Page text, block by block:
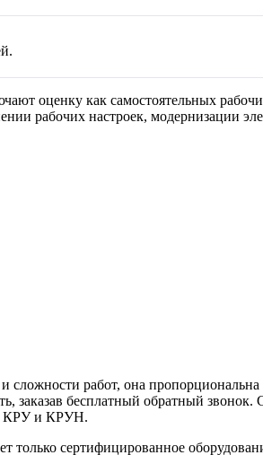
оценку как самостоятельных
рабочих настроек, модернизации
сложности работ, она
заказав бесплатный обратный
КРУ и КРУН.
только сертифицированное